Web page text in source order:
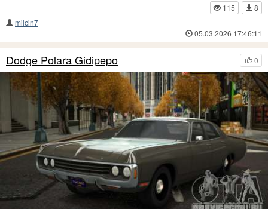
115
8
milcin7
05.03.2026 17:46:11
0
Dodge Polara Gidipepo